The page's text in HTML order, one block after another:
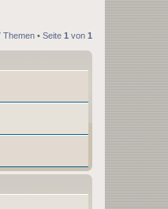
Themen • Seite 1 von 1